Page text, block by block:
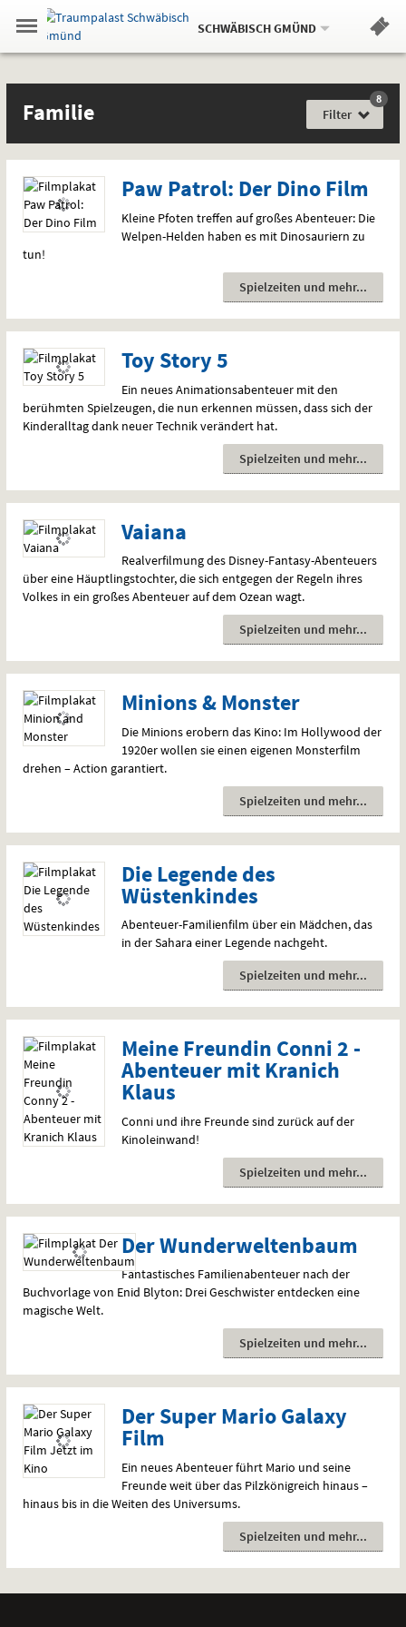
Springe
zum
,zum
.
Navigation
Menü
Gehe
zur
Standortauswahl
Standort:
SCHWÄBISCH GMÜND.
Weitere
Hinweis
Familie
Gefühlslage
Familie Filter
8
Paw Patrol: Der Dino Film
Kleine Pfoten treffen auf großes Abenteuer: Die
Welpen-Helden haben es mit Dinosauriern zu
tun!
Spielzeiten und mehr
Toy Story 5
Ein neues Animationsabenteuer mit den
berühmten Spielzeugen, die nun erkennen müssen, dass sich der
Kinderalltag dank neuer Technik verändert hat.
Spielzeiten und mehr
Vaiana
Realverfilmung des Disney-Fantasy-Abenteuers
über eine Häuptlingstochter, die sich entgegen der Regeln ihres
Volkes in ein großes Abenteuer auf dem Ozean wagt.
Spielzeiten und mehr
Minions & Monster
Die Minions erobern das Kino: Im Hollywood der
1920er wollen sie einen eigenen Monsterfilm
drehen – Action garantiert.
Spielzeiten und mehr
Die Legende des
Wüstenkindes
Abenteuer-Familienfilm über ein Mädchen, das
in der Sahara einer Legende nachgeht.
Spielzeiten und mehr
Meine Freundin Conni 2 -
Abenteuer mit Kranich
Klaus
Conni und ihre Freunde sind zurück auf der
Kinoleinwand!
Spielzeiten und mehr
Der Wunderweltenbaum
Fantastisches Familienabenteuer nach der
Buchvorlage von Enid Blyton: Drei Geschwister entdecken eine
magische Welt.
Spielzeiten und mehr
Der Super Mario Galaxy
Film
Ein neues Abenteuer führt Mario und seine
Freunde weit über das Pilzkönigreich hinaus –
hinaus bis in die Weiten des Universums.
Spielzeiten und mehr